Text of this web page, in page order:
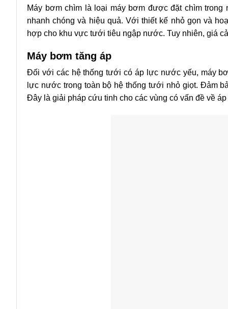
Máy bơm chìm là loại máy bơm được đặt chìm
nhanh chóng và hiệu quả. Với thiết kế nhỏ gọn và
hợp cho khu vực tưới tiêu ngập nước. Tuy nhiên, giá
Máy bơm tăng áp
Đối với các hệ thống tưới có áp lực nước yếu, máy
lực nước trong toàn bộ hệ thống tưới nhỏ giọt. Đảm
Đây là giải pháp cứu tinh cho các vùng có vấn đề về